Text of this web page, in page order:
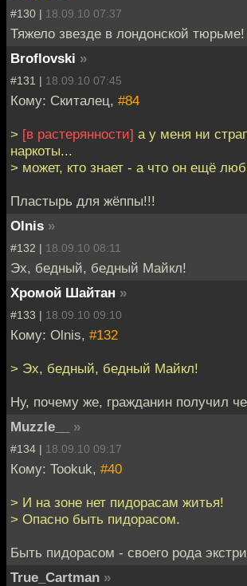
#130 | 18.09.10 07:37
Тяжело звезде в лондонской тюрьме!
Broflovski »
#131 | 18.09.10 07:45
Кому: Скиталец, #84
> [в растерянности] а у меня ни
наркоты...
> может, кто знает - а что он ещё
Пластырь для жёппы!!!
Olnis »
#132 | 18.09.10 08:11
Эх, бедный, бедный Майкл!
Хромой Шайтан »
#133 | 18.09.10 09:10
Кому: Olnis, #132
> Эх, бедный, бедный Майкл!
Ну, почему же, гражданин получил
Muzzle__
»
#134 | 18.09.10 09:17
Кому: Tookuk, #40
> И на зоне нет пидорасам житья!
> Опасно быть пидорасом.
Быть пидорасом - своего рода
True_Cartman »